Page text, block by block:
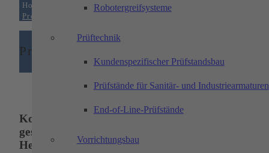
Robotergreifsysteme
Prüftechnik
Kundenspezifischer Prüfstandsbau
Prüfstände für Sanitär- und Industriearmaturen
End-of-Line-Prüfstände
Vorrichtungsbau
Home Zerspanungstechnik / Qualität
Prozessunterstützung
Prozessunterstützung
Kompetente Prozessunterstützung über den
gesamten Anfrage-, Entwicklungs- und
Herstellungsprozess